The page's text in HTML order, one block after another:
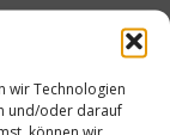
wir Technologien
und/oder darauf
können wir